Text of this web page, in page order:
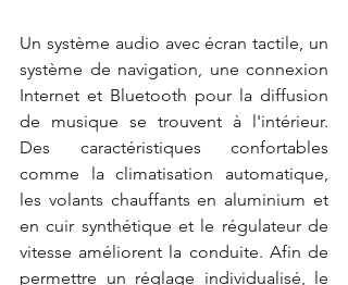
Un système audio avec écran tactile, un
système de navigation, une connexion
Internet et Bluetooth pour la diffusion
de musique se trouvent à l'intérieur.
Des caractéristiques confortables
comme la climatisation automatique,
les volants chauffants en aluminium et
en cuir synthétique et le régulateur de
vitesse améliorent la conduite. Afin de
permettre un réglage individualisé, le